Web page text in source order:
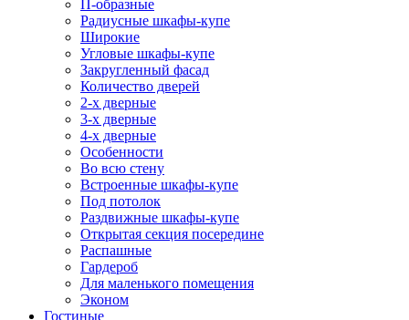
П-образные
Радиусные шкафы-купе
Широкие
Угловые шкафы-купе
Закругленный фасад
Количество дверей
2-х дверные
3-х дверные
4-х дверные
Особенности
Во всю стену
Встроенные шкафы-купе
Под потолок
Раздвижные шкафы-купе
Открытая секция посередине
Распашные
Гардероб
Для маленького помещения
Эконом
Гостиные